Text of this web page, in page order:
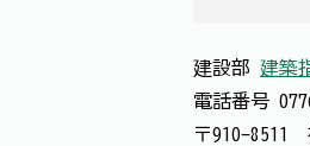
建設部 建築
電話番号
〒910-8511